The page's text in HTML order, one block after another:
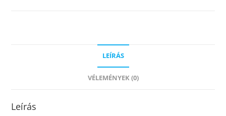
LEÍRÁS
VÉLEMÉNYEK (0)
Leírás